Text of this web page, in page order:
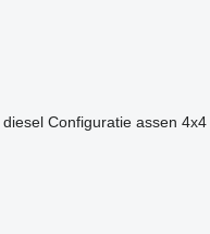
diesel Configuratie assen 4x4